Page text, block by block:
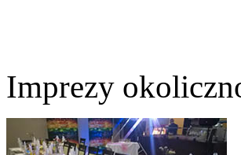
Imprezy